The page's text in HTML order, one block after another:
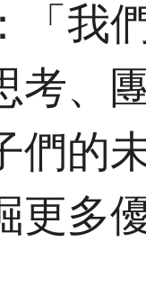
「我
考、
們的
更多